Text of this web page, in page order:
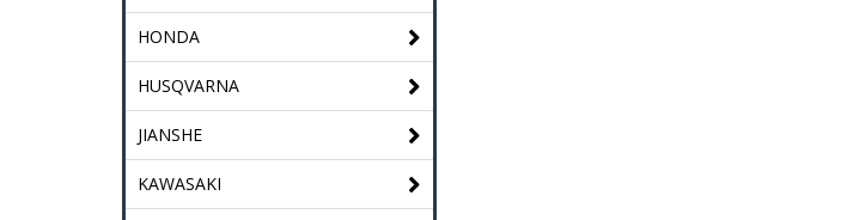
HONDA
HUSQVARNA
JIANSHE
KAWASAKI